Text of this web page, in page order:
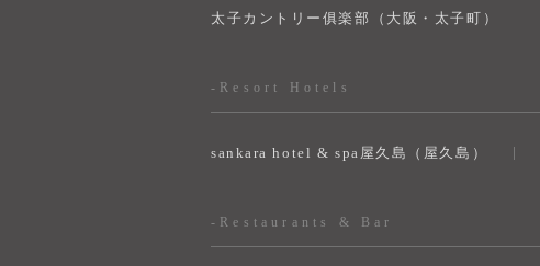
太子カントリー俱楽部（大阪・太子町）
-Resort Hotels
sankara hotel & spa屋久島（屋久島）
-Restaurants & Bar